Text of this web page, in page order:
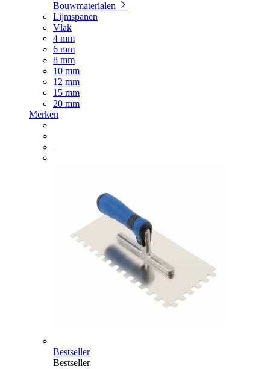
Bouwmaterialen
Lijmspanen
Vlak
4 mm
6 mm
8 mm
10 mm
12 mm
15 mm
20 mm
Merken
Bestseller
Bestseller